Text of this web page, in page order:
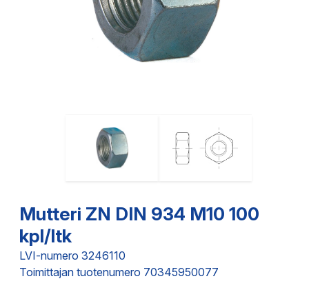
Mutteri ZN DIN 934 M10 100
kpl/ltk
LVI-numero 3246110
Toimittajan tuotenumero 70345950077